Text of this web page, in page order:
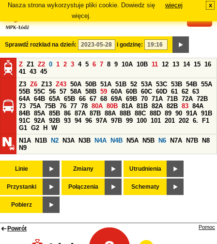
Nasza strona wykorzystuje pliki cookie. Dowiedz się
więcej.
więcej x
Sprawdź rozkład na dzień: i godzinę:
Z Z1 Z2 0 1 2 3 4 5 6 7 8 9 10A 10B 11 12 13 14 15 16
41 43 45
Z3 Z6 Z13 Z43 50A 50B 51A 51B 52 53A 53C 53B 54B 55A
55B 55C 56 57 58A 58B 59 60A 60B 60C 60D 61 62 63
64A 64B 65A 65B 66 67 68 69A 69B 70 71A 71B 72A 72B
73 75A 75B 76 77 78 80A 80B 81A 81B 82A 82B 83 84A
84B 85A 85B 86 87A 87B 88A 88B 88C 88D 89 90 91A 91B
91C 92A 92B 93 94 96 97A 97B 99 100 101 201 202 6.
F1
G1 G2 H
W
N1A
N1B N2 N3A N3B N4A N4B N5A N5B N6 N7A N7B
N8
N9
Linie Zmiany Utrudnienia
Przystanki Połączenia Schematy
Pobierz
Powrót Pomoc